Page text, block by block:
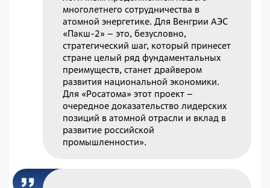
многолетнего сотрудничества в
атомной энергетике. Для Венгрии АЭС
«Пакш-2» – это, безусловно,
стратегический шаг, который принесет
стране целый ряд фундаментальных
преимуществ, станет драйвером
развития национальной экономики.
Для «Росатома» этот проект –
очередное доказательство лидерских
позиций в атомной отрасли и вклад в
развитие российской
промышленности».